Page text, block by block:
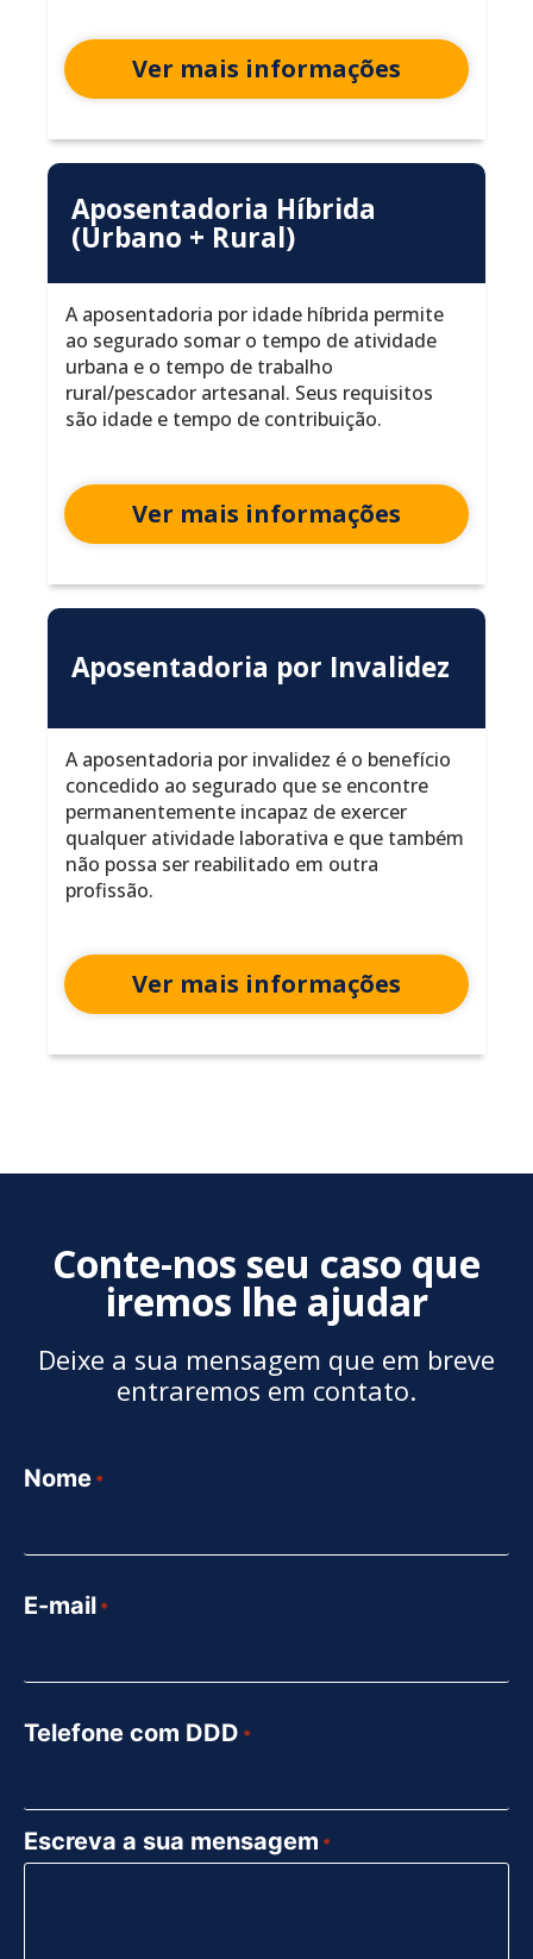
Ver mais informações
Aposentadoria Híbrida
(Urbano + Rural)
A aposentadoria por idade híbrida permite
ao segurado somar o tempo de atividade
urbana e o tempo de trabalho
rural/pescador artesanal. Seus requisitos
são idade e tempo de contribuição.
Ver mais informações
Aposentadoria por Invalidez
A aposentadoria por invalidez é o benefício
concedido ao segurado que se encontre
permanentemente incapaz de exercer
qualquer atividade laborativa e que também
não possa ser reabilitado em outra
profissão.
Ver mais informações
Conte-nos seu caso que
iremos lhe ajudar
Deixe a sua mensagem que em breve
entraremos em contato.
Nome *
E-mail *
Telefone com DDD *
Escreva a sua mensagem *